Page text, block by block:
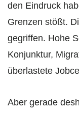
den Eindruck
Grenzen stößt.
gegriffen. Hohe
Konjunktur,
überlastete
Aber gerade